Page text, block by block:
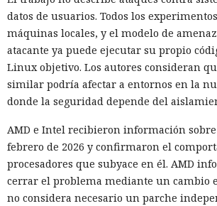
datos de usuarios. Todos los
máquinas locales, y el modelo de
atacante ya puede ejecutar su propio
Linux objetivo. Los autores consideran
similar podría afectar a entornos en la
donde la seguridad depende del
AMD e Intel recibieron información
febrero de 2026 y confirmaron el
procesadores que subyace en él. AMD
cerrar el problema mediante un cambio
no considera necesario un parche